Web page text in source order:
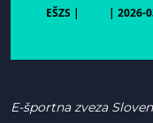
EŠZS | | 2026-
E-športna zveza